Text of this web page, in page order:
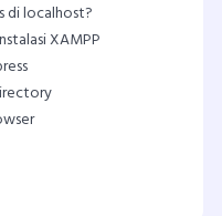
di localhost?
XAMPP